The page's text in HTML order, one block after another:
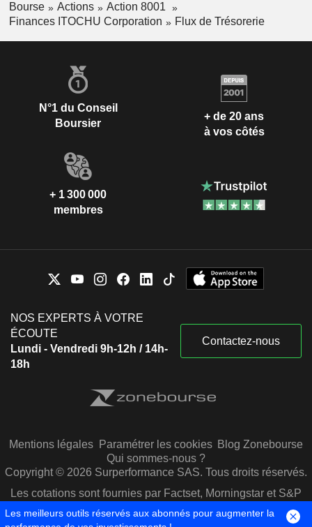
Bourse Actions
Action 8001
Finances ITOCHU Corporation
Flux de Trésorerie
N°1 du Conseil
Boursier
+ de 20 ans
à vos côtés
+ 1 300 000
membres
NOS EXPERTS À VOTRE
ÉCOUTE
Lundi - Vendredi 9h-12h / 14h-
18h
Contactez-nous
Mentions légales Paramétrer les cookies Blog Zonebourse
Qui sommes-nous ?
Copyright © 2026 Surperformance SAS. Tous droits réservés.
Les cotations sont fournies par Factset, Morningstar et S&P
Capital IQ
Les meilleurs outils réservés aux abonnés pour augmenter la